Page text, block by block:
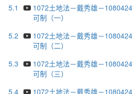
5.1
1072土地法－戴秀雄－
可制（一）
5.2
1072土地法－戴秀雄－
可制（二）
5.3
1072土地法－戴秀雄－
可制（三）
5.4
1072土地法－戴秀雄－